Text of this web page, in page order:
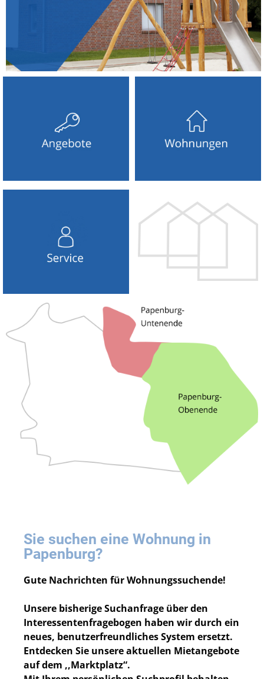
Sie suchen eine Wohnung in
Papenburg?
Gute Nachrichten für Wohnungssuchende!
Unsere bisherige Suchanfrage über den
Interessentenfragebogen haben wir durch ein
neues, benutzerfreundliches System ersetzt.
Entdecken Sie unsere aktuellen Mietangebote
auf dem ,,Marktplatz“.